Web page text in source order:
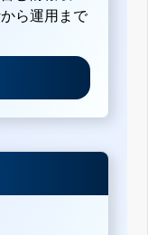
ら運用まで